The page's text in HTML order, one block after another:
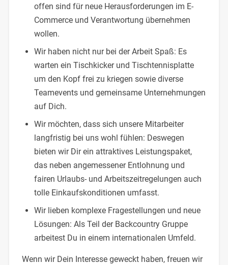
offen sind für neue Herausforderungen im E-
Commerce und Verantwortung übernehmen
wollen.
Wir haben nicht nur bei der Arbeit Spaß: Es
warten ein Tischkicker und Tischtennisplatte
um den Kopf frei zu kriegen sowie diverse
Teamevents und gemeinsame Unternehmungen
auf Dich.
Wir möchten, dass sich unsere Mitarbeiter
langfristig bei uns wohl fühlen: Deswegen
bieten wir Dir ein attraktives Leistungspaket,
das neben angemessener Entlohnung und
fairen Urlaubs- und Arbeitszeitregelungen auch
tolle Einkaufskonditionen umfasst.
Wir lieben komplexe Fragestellungen und neue
Lösungen: Als Teil der Backcountry Gruppe
arbeitest Du in einem internationalen Umfeld.
Wenn wir Dein Interesse geweckt haben, freuen wir